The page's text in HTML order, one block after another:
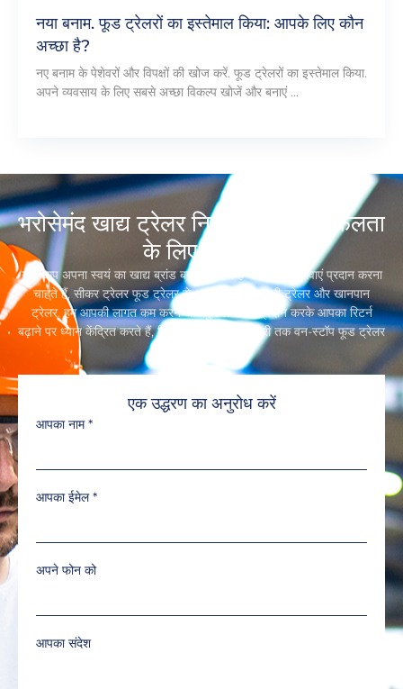
नया बनाम. फूड ट्रेलरों का इस्तेमाल किया: आपके लिए कौन
अच्छा है?
नए बनाम के पेशेवरों और विपक्षों की खोज करें. फूड ट्रेलरों का इस्तेमाल किया.
अपने व्यवसाय के लिए सबसे अच्छा विकल्प खोजें और बनाएं ...
भरोसेमंद खाद्य ट्रेलर निर्माता, आपकी सफलता
के लिए समर्पित
यदि आप अपना स्वयं का खाद्य ब्रांड बनाना चाहते हैं या खानपान सेवाएं प्रदान करना
चाहते हैं, सीकर ट्रेलर फूड ट्रेलर से आगे न जाएं,रियायती ट्रेलर और खानपान
ट्रेलर. हम आपकी लागत कम करने और कुशल सेवाएं प्रदान करके आपका रिटर्न
बढ़ाने पर ध्यान केंद्रित करते हैं, डिजाइन से लेकर डिलीवरी तक वन-स्टॉप फूड ट्रेलर
एक उद्धरण का अनुरोध करें
आपका नाम *
आपका ईमेल *
अपने फोन को
आपका संदेश